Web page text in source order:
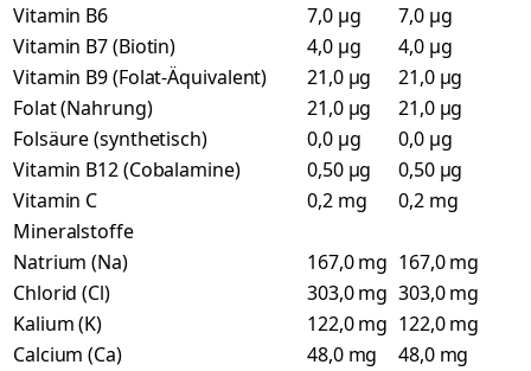
Vitamin B6
7,0 µg
7,0 µg
Vitamin B7 (Biotin)
4,0 µg
4,0 µg
Vitamin B9 (Folat-Äquivalent)
21,0 µg
21,0 µg
Folat (Nahrung)
21,0 µg
21,0 µg
Folsäure (synthetisch)
0,0 µg
0,0 µg
Vitamin B12 (Cobalamine)
0,50 µg
0,50 µg
Vitamin C
0,2 mg
0,2 mg
Mineralstoffe
Natrium (Na)
167,0 mg 167,0 mg
Chlorid (Cl)
303,0 mg 303,0 mg
Kalium (K)
122,0 mg 122,0 mg
Calcium (Ca)
48,0 mg
48,0 mg